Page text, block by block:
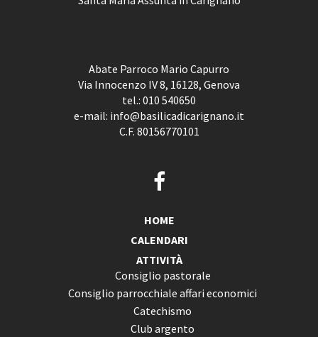
Abate Parroco Mario Capurro
Via Innocenzo IV 8, 16128, Genova
tel.: 010 540650
e-mail: info@basilicadicarignano.it
C.F. 80156770101
HOME
CALENDARI
ATTIVITÀ
Consiglio pastorale
Consiglio parrocchiale affari economici
Catechismo
Club argento